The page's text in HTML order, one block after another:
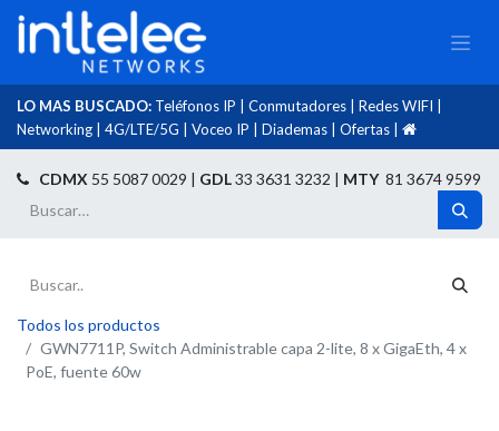
LO MAS BUSCADO: Teléfonos IP Conmutadores Redes WIFI
Networking
4G/LTE/5G Voceo IP Diademas Ofertas
CDMX 55 5087 0029 | GDL33 3631 3232 | MTY81 3674 9599
Todos los productos
GWN7711P, Switch Administrable capa 2-lite, 8 x GigaEth, 4 x
PoE, fuente 60w